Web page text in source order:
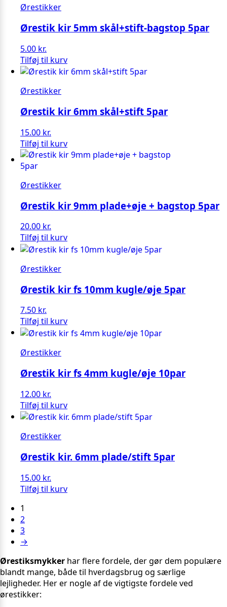
Ørestikker
Ørestik kir 5mm skål+stift-bagstop 5par
5.00 kr.
Tilføj til kurv
Ørestikker
Ørestik kir 6mm skål+stift 5par
15.00 kr.
Tilføj til kurv
Ørestikker
Ørestik kir 9mm plade+øje + bagstop 5par
20.00 kr.
Tilføj til kurv
Ørestikker
Ørestik kir fs 10mm kugle/øje 5par
7.50 kr.
Tilføj til kurv
Ørestikker
Ørestik kir fs 4mm kugle/øje 10par
12.00 kr.
Tilføj til kurv
Ørestikker
Ørestik kir. 6mm plade/stift 5par
15.00 kr.
Tilføj til kurv
1
2
3
→
Ørestiksmykker har flere fordele, der gør dem populære
blandt mange, både til hverdagsbrug og særlige
lejligheder. Her er nogle af de vigtigste fordele ved
ørestikker: